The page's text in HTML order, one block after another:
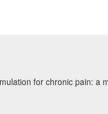
for chronic pain: